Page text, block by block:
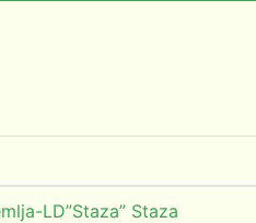
LD”Staza” Staza